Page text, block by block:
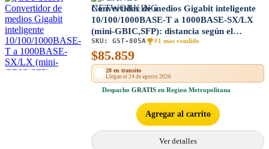
Convertidor de medios Gigabit inteligente
10/100/1000BASE-T a 1000BASE-SX/LX
(mini-GBIC,SFP): distancia según el
módulo SFP
SKU: GST-805A #1 mas vendido
$85.859
20 en transito
Llegan el 24 de agosto 2026
Despacho GRATIS en Region Metropolitana
Agregar al carrito
Ver detalles